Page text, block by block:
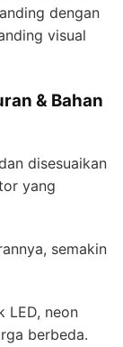
dengan
visual
& Bahan
disesuaikan
yang
semakin
LED, neon
berbeda.